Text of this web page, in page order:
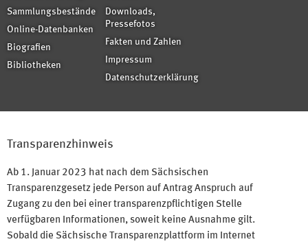
Sammlungsbestände
Online-Datenbanken
Biografien
Bibliotheken
Downloads,
Pressefotos
Fakten und Zahlen
Impressum
Datenschutzerklärung
Transparenzhinweis
Ab 1. Januar 2023 hat nach dem Sächsischen
Transparenzgesetz jede Person auf Antrag Anspruch auf
Zugang zu den bei einer transparenzpflichtigen Stelle
verfügbaren Informationen, soweit keine Ausnahme gilt.
Sobald die Sächsische Transparenzplattform im Internet